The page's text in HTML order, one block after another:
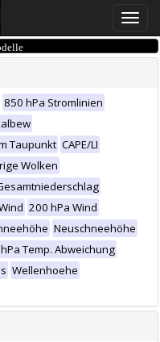
Toggle
850 hPa Stromlinien
Taupunkt CAPE/LI
Wolken
200 hPa Wind
Neuschneehöhe
Temp. Abweichung
Wellenhoehe